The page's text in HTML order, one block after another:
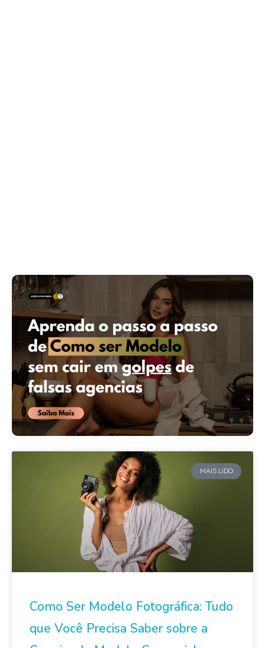
MAIS LIDO
Como Ser Modelo Fotográfica: Tudo
que Você Precisa Saber sobre a